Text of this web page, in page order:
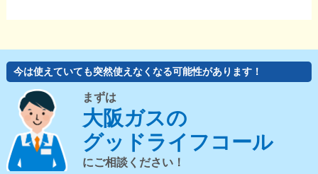
今は使えていても突然使えなくなる可能性があります！
まずは
大阪ガスの
グッドライフコール
にご相談ください！